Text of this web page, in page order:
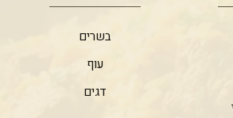
בשרים
עוף
דגים